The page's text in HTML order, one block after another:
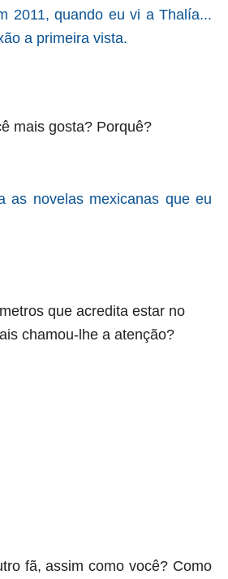
2011, quando eu vi a Thalía...
a primeira vista.
mais gosta? Porquê?
as novelas mexicanas que eu
que acredita estar no
chamou-lhe a atenção?
fã, assim como você? Como